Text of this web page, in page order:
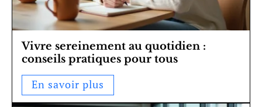
Vivre sereinement au quotidien :
conseils pratiques pour tous
En savoir plus